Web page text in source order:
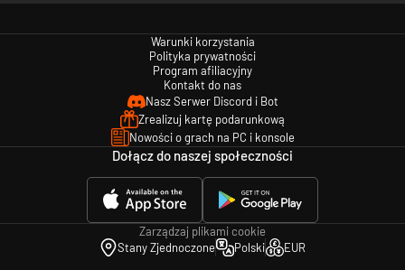
Warunki korzystania
Polityka prywatności
Program afiliacyjny
Kontakt do nas
Nasz Serwer Discord i Bot
Zrealizuj kartę podarunkową
Nowości o grach na PC i konsole
Dołącz do naszej społeczności
Zarządzaj plikami cookie
Stany Zjednoczone
Polski EUR